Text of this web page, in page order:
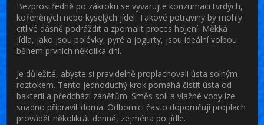
Bezprostředně po zákroku se vyvarujte konzumaci tvrdých,
kořeněných nebo kyselých jídel. Takové potraviny by mohly
citlivé dásně podráždit a zpomalit proces hojení. Měkká
jídla, jako jsou polévky, pyré a jogurty, jsou ideální volbou
během prvních několika dní.
Je důležité, abyste si pravidelně proplachovali ústa solným
roztokem. Tento jednoduchý krok pomáhá čistit ústa od
bakterií a předchází zánětům. Směs soli a vlažné vody lze
snadno připravit doma. Odborníci často doporučují proplach
provádět několikrát denně, zejména po jídle.